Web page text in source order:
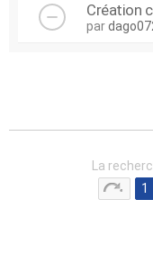
Création
par
La
1